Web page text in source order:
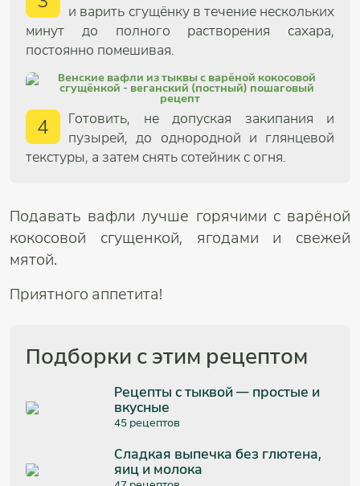
и варить сгущёнку в течение нескольких
минут до полного растворения сахара,
постоянно помешивая.
4
Готовить, не допуская закипания и
пузырей, до однородной и глянцевой
текстуры, а затем снять сотейник с огня.
Подавать вафли лучше горячими с варёной
кокосовой сгущенкой, ягодами и свежей
мятой.
Приятного аппетита!
Подборки с этим рецептом
Рецепты с тыквой — простые и
вкусные
45 рецептов
Сладкая выпечка без глютена,
яиц и молока